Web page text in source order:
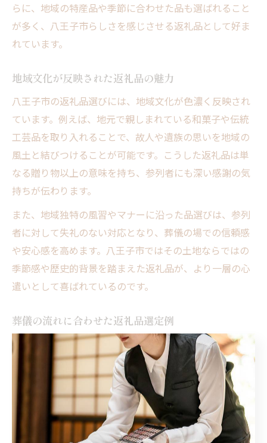
らに、地域の特産品や季節に合わせた品も選ばれること
が多く、八王子市らしさを感じさせる返礼品として好ま
れています。
地域文化が反映された返礼品の魅力
八王子市の返礼品選びには、地域文化が色濃く反映され
ています。例えば、地元で親しまれている和菓子や伝統
工芸品を取り入れることで、故人や遺族の思いを地域の
風土と結びつけることが可能です。こうした返礼品は単
なる贈り物以上の意味を持ち、参列者にも深い感謝の気
持ちが伝わります。
また、地域独特の風習やマナーに沿った品選びは、参列
者に対して失礼のない対応となり、葬儀の場での信頼感
や安心感を高めます。八王子市ではその土地ならではの
季節感や歴史的背景を踏まえた返礼品が、より一層の心
遣いとして喜ばれているのです。
葬儀の流れに合わせた返礼品選定例
返礼品の
通夜 告別式・火葬後
品物の特
持ち運びしやすい小包
装の菓子やお茶
豪華な詰め合わせ
や地域特産品
簡単なお礼と気持ちの
伝達
感謝の気持ちを深
く伝える